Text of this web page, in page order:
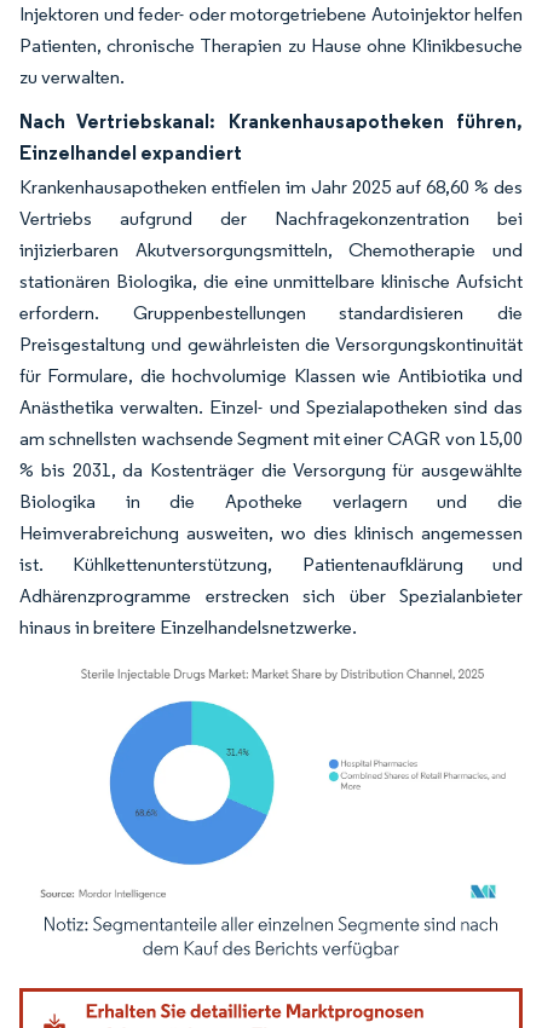
Injektoren und feder- oder motorgetriebene Autoinjektor helfen
Patienten, chronische Therapien zu Hause ohne Klinikbesuche
zu verwalten.
Nach Vertriebskanal: Krankenhausapotheken führen,
Einzelhandel expandiert
Krankenhausapotheken entfielen im Jahr 2025 auf 68,60 % des
Vertriebs aufgrund der Nachfragekonzentration bei
injizierbaren Akutversorgungsmitteln, Chemotherapie und
stationären Biologika, die eine unmittelbare klinische Aufsicht
erfordern. Gruppenbestellungen standardisieren die
Preisgestaltung und gewährleisten die Versorgungskontinuität
für Formulare, die hochvolumige Klassen wie Antibiotika und
Anästhetika verwalten. Einzel- und Spezialapotheken sind das
am schnellsten wachsende Segment mit einer CAGR von 15,00
% bis 2031, da Kostenträger die Versorgung für ausgewählte
Biologika in die Apotheke verlagern und die
Heimverabreichung ausweiten, wo dies klinisch angemessen
ist. Kühlkettenunterstützung, Patientenaufklärung und
Adhärenzprogramme erstrecken sich über Spezialanbieter
hinaus in breitere Einzelhandelsnetzwerke.
Bild © Mordor Intelligence. Wiederverwendung erfordert Namensnennung